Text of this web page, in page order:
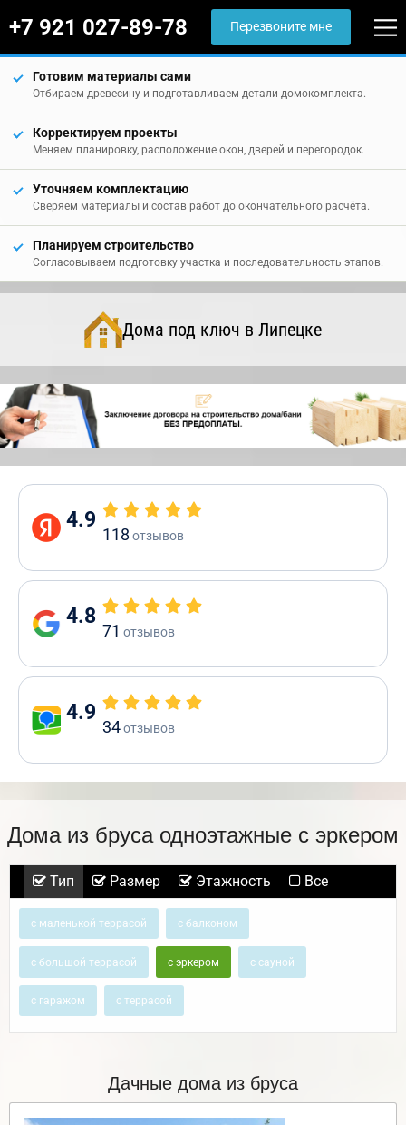
+7 921 027-89-78 Перезвоните мне
Готовим материалы сами
Отбираем древесину и подготавливаем детали домокомплекта.
Корректируем проекты
Меняем планировку, расположение окон, дверей и перегородок.
Уточняем комплектацию
Сверяем материалы и состав работ до окончательного расчёта.
Планируем строительство
Согласовываем подготовку участка и последовательность этапов.
Дома под ключ в Липецке
4.9
118 отзывов
4.8
71 отзывов
4.9
34отзывов
Дома из бруса одноэтажные с эркером
Тип Размер Этажность Все
с маленькой террасой с балконом
с большой террасой с эркером с сауной
с гаражом с террасой
Дачные дома из бруса